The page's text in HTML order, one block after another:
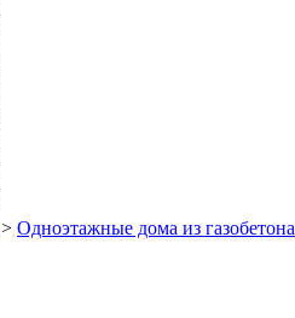
> Одноэтажные дома из газобетона